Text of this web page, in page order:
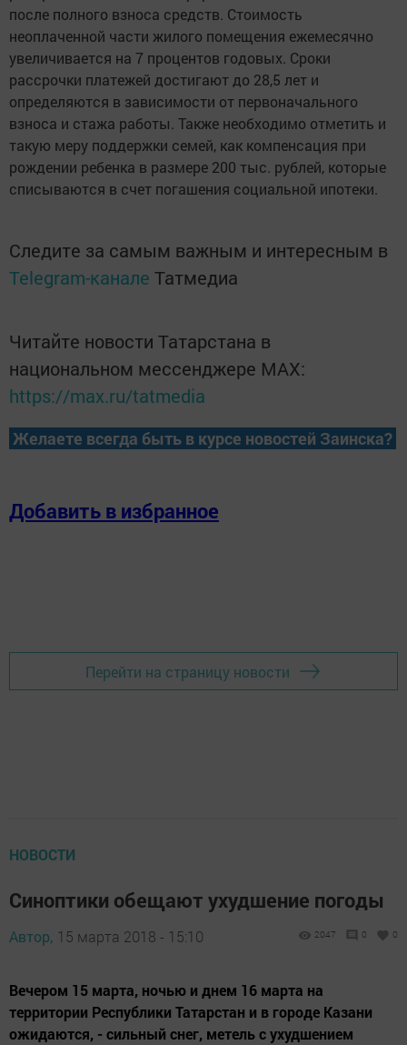
после полного взноса средств. Стоимость
неоплаченной части жилого помещения ежемесячно
увеличивается на 7 процентов годовых. Сроки
рассрочки платежей достигают до 28,5 лет и
определяются в зависимости от первоначального
взноса и стажа работы. Также необходимо отметить и
такую меру поддержки семей, как компенсация при
рождении ребенка в размере 200 тыс. рублей, которые
списываются в счет погашения социальной ипотеки.
Следите за самым важным и интересным в
Telegram-канале Татмедиа
Читайте новости Татарстана в
национальном мессенджере MАХ:
https://max.ru/tatmedia
Желаете всегда быть в курсе новостей Заинска?
Добавить в избранное
Перейти на страницу новости
НОВОСТИ
Синоптики обещают ухудшение погоды
Автор, 15 марта 2018 - 15:10 2047 0 0
Вечером 15 марта, ночью и днем 16 марта на
территории Республики Татарстан и в городе Казани
ожидаются, - сильный снег, метель с ухудшением